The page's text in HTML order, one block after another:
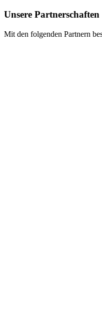
Unsere Partnerschaften
Mit den folgenden Partnern